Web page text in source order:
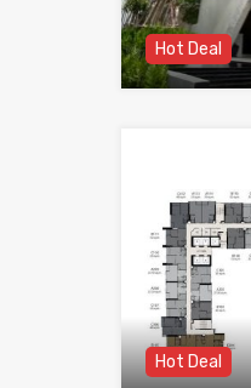
Hot Deal
Hot Deal